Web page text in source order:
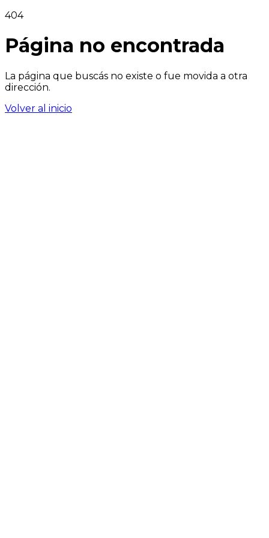
404
Página no encontrada
La página que buscás no existe o fue movida a otra
dirección.
Volver al inicio